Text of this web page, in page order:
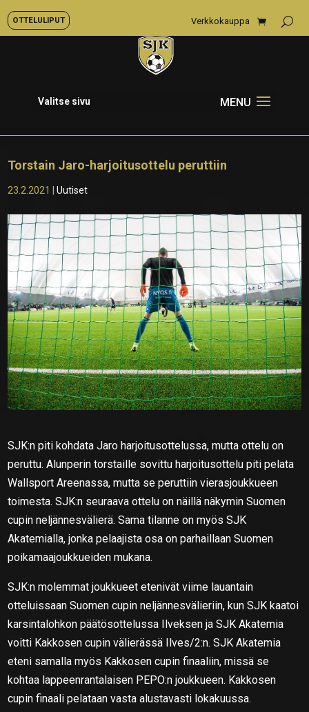
OTTELULIPUT Verkkokauppa
Valitse sivu
Torstain Jaro-harjoitusottelu peruttiin
23.2.2021 |Uutiset
SJK:n piti kohdata Jaro harjoitusottelussa, mutta ottelu on
peruttu. Alunperin torstaille sovittu harjoitusottelu piti pelata
Wallsport Areenassa, mutta se peruttiin vierasjoukkueen
toimesta. SJK:n seuraava ottelu on näillä näkymin Suomen
cupin neljännesvälierä. Sama tilanne on myös SJK
Akatemialla, jonka pelaajista osa on parhaillaan Suomen
poikamaajoukkueiden mukana.
SJK:n molemmat joukkueet etenivät viime lauantain
otteluissaan Suomen cupin neljännesvälieriin, kun SJK kaatoi
karsintalohkon päätösottelussa Ilveksen ja SJK Akatemia
voitti Kakkosen cupin välierässä Ilves/2:n. SJK Akatemia
eteni samalla myös Kakkosen cupin finaaliin, missä se
kohtaa lappeenrantalaisen PEPO:n joukkueen. Kakkosen
cupin finaali pelataan vasta alustavasti lokakuussa.